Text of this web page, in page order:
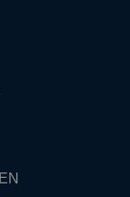
GbR